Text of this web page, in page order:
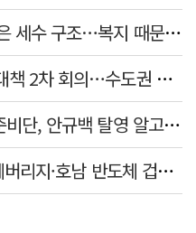
추미애 "경기도 재정난 원인은 세수 구조…복지 때문 아냐"
李대통령, 오늘 부동산 공급대책 2차 회의…수도권 공급안 논의
[단독] 김영수 "국방부 청문준비단, 안규백 탈영 알고있었다"
정청래, 靑 겨냥... "신천지·레버리지·호남 반도체 겁박 사과하라"